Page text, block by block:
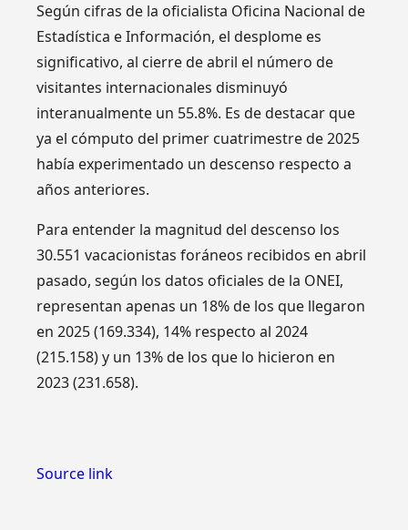
Según cifras de la oficialista Oficina Nacional de
Estadística e Información, el desplome es
significativo, al cierre de abril el número de
visitantes internacionales disminuyó
interanualmente un 55.8%. Es de destacar que
ya el cómputo del primer cuatrimestre de 2025
había experimentado un descenso respecto a
años anteriores.
Para entender la magnitud del descenso los
30.551 vacacionistas foráneos recibidos en abril
pasado, según los datos oficiales de la ONEI,
representan apenas un 18% de los que llegaron
en 2025 (169.334), 14% respecto al 2024
(215.158) y un 13% de los que lo hicieron en
2023 (231.658).
Source link